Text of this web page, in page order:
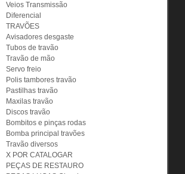
Veios Transmissão
Diferencial
TRAVÕES
Avisadores desgaste
Tubos de travão
Travão de mão
Servo freio
Polis tambores travão
Pastilhas travão
Maxilas travão
Discos travão
Bombitos e pinças rodas
Bomba principal travões
Travão diversos
X POR CATALOGAR
PEÇAS DE RESTAURO